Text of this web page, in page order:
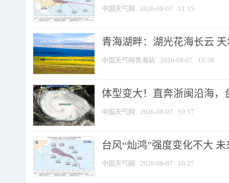
中国天气网 2026-08-07 11:15
青海湖畔：湖光花海长云
中国天气网青海站 2026-08-07 10:58
体型变大！直奔浙闽沿海，
中国天气网 2026-08-07 10:57
台风“灿鸿”强度变化不大
中国天气网 2026-08-07 10:27